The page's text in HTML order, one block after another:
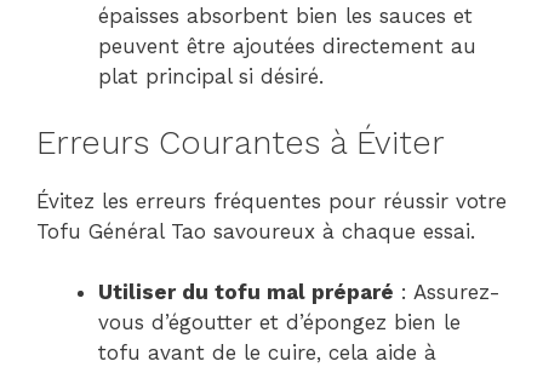
épaisses absorbent bien les sauces et
peuvent être ajoutées directement au
plat principal si désiré.
Erreurs Courantes à Éviter
Évitez les erreurs fréquentes pour réussir votre
Tofu Général Tao savoureux à chaque essai.
Utiliser du tofu mal préparé : Assurez-
vous d’égoutter et d’épongez bien le
tofu avant de le cuire, cela aide à